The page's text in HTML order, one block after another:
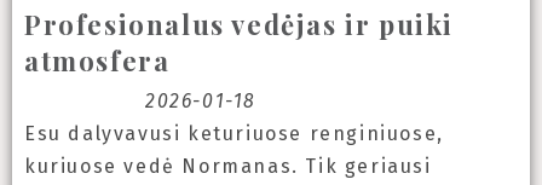
Profesionalus vedėjas ir puiki
atmosfera
2026-01-18
Esu dalyvavusi keturiuose renginiuose,
kuriuose vedė Normanas. Tik geriausi